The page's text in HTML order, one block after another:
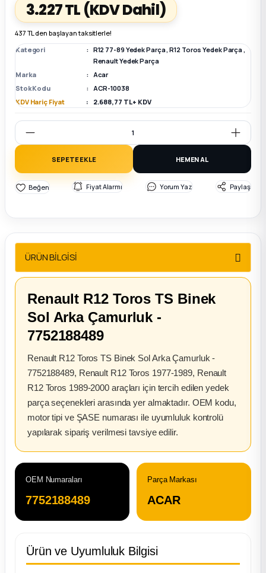
Parça
Parça
Parça
Parça
Sedan
Parça
Parça
Parça
3.227 TL (KDV Dahil)
437 TL den başlayan taksitlerle!
Kategori
R12 77-89 Yedek Parça,R12 Toros Yedek Parça,
Renault Yedek Parça
Marka
Acar
Stok Kodu
ACR-10038
KDV Hariç Fiyat
2.688,77 TL + KDV
SEPETE EKLE HEMEN AL
Fiyat Alarmı Yorum Yaz Paylaş
ÜRÜN BİLGİSİ
Renault R12 Toros TS Binek
Sol Arka Çamurluk -
7752188489
Renault R12 Toros TS Binek Sol Arka Çamurluk -
7752188489, Renault R12 Toros 1977-1989, Renault
R12 Toros 1989-2000 araçları için tercih edilen yedek
parça seçenekleri arasında yer almaktadır. OEM kodu,
motor tipi ve ŞASE numarası ile uyumluluk kontrolü
yapılarak sipariş verilmesi tavsiye edilir.
OEM Numaraları
7752188489
Parça Markası
ACAR
Ürün ve Uyumluluk Bilgisi